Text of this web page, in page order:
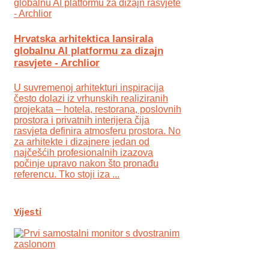
Hrvatska arhitektica lansirala
globalnu AI platformu za dizajn
rasvjete - Archlior
U suvremenoj arhitekturi inspiracija
često dolazi iz vrhunskih realiziranih
projekata – hotela, restorana, poslovnih
prostora i privatnih interijera čija
rasvjeta definira atmosferu prostora. No
za arhitekte i dizajnere jedan od
najčešćih profesionalnih izazova
počinje upravo nakon što pronađu
referencu. Tko stoji iza ...
Vijesti